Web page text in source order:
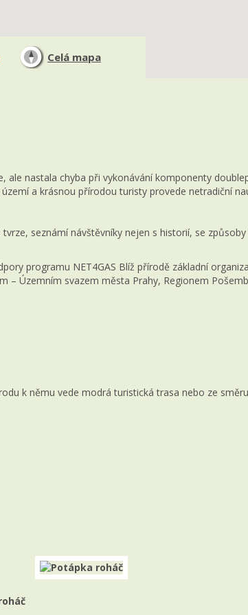
Celá mapa
ale nastala chyba při vykonávání komponenty
a krásnou přírodou turisty provede netradiční
seznámí návštěvníky nejen s historií, se
programu NET4GAS Blíž přírodě základní
– Územním svazem města Prahy, Regionem
k němu vede modrá turistická trasa nebo ze